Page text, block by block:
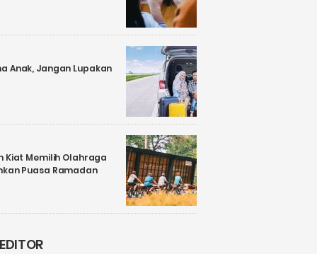
Anak, Jangan Lupakan
Kiat Memilih Olahraga
Puasa Ramadan